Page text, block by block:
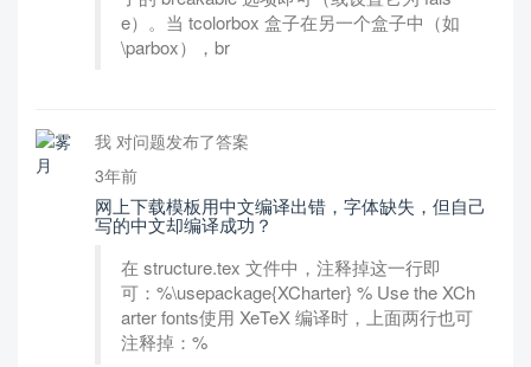
e）。当 tcolorbox 盒子在另一个盒子中（如
\parbox），br
我 对问题发布了答案
3年前
网上下载模板用中文编译出错，字体缺失，但自己
写的中文却编译成功？
在 structure.tex 文件中，注释掉这一行即
可：%\usepackage{XCharter} % Use the XCh
arter fonts使用 XeTeX 编译时，上面两行也可
注释掉：%